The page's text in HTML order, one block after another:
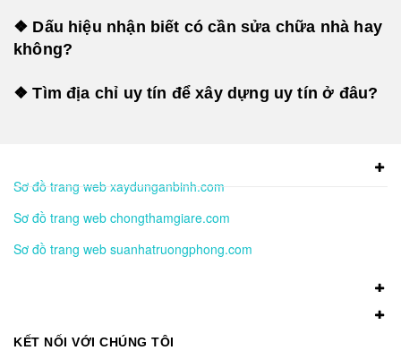
❖ Dấu hiệu nhận biết có cần sửa chữa nhà hay
không?
❖ Tìm địa chỉ uy tín để xây dựng uy tín ở đâu?
Sơ đồ trang web xaydunganbinh.com
Sơ đồ trang web chongthamgiare.com
Sơ đồ trang web suanhatruongphong.com
KẾT NỐI VỚI CHÚNG TÔI